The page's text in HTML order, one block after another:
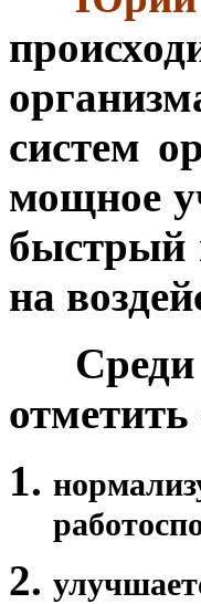
систем
мощное
быстрый
на